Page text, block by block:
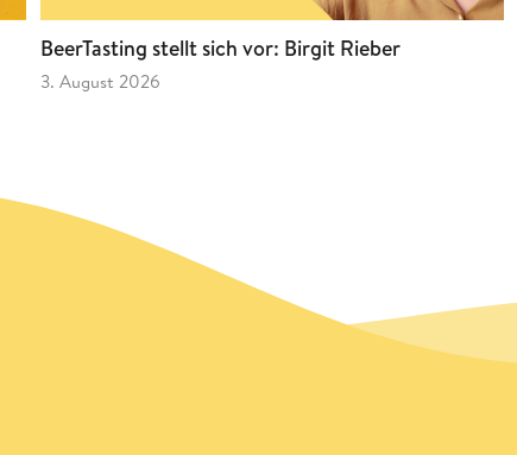
BeerTasting stellt sich vor: Birgit Rieber
3. August 2026